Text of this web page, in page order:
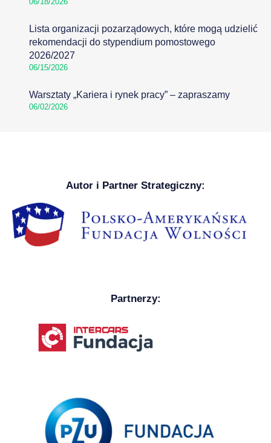
Lista organizacji pozarządowych, które mogą udzielić
rekomendacji do stypendium pomostowego
2026/2027
06/15/2026
Warsztaty „Kariera i rynek pracy” – zapraszamy
06/02/2026
Autor i Partner Strategiczny:
Partnerzy: